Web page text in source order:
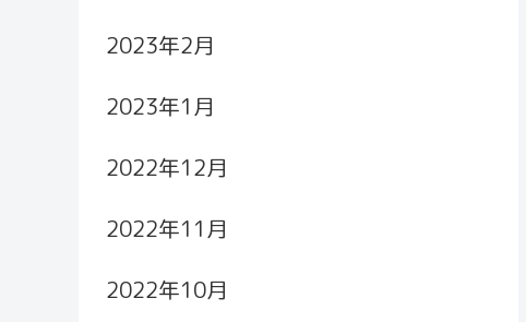
2023年2月
2023年1月
2022年12月
2022年11月
2022年10月